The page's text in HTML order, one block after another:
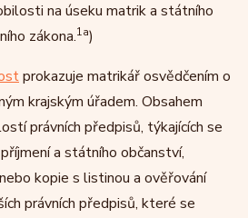
na úseku matrik a státního
zákona.1a)
prokazuje matrikář osvědčením o
krajským úřadem. Obsahem
právních předpisů, týkajících se
a státního občanství,
kopie s listinou a ověřování
právních předpisů, které se